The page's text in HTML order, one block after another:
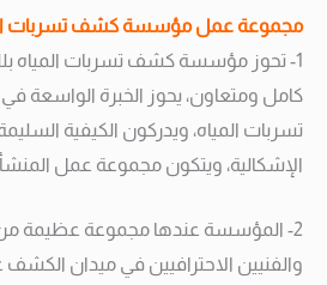
مجموعة عمل مؤسسة كشف تسربات
1- تحوز مؤسسة كشف تسربات المياه
كامل ومتعاون، يحوز الخبرة الواسعة
تسربات المياه، ويدركون الكيفية
الإشكالية، ويتكون مجموعة عمل
2- المؤسسة عندها مجموعة عظيمة
والفنيين الاحترافيين في ميدان الكشف